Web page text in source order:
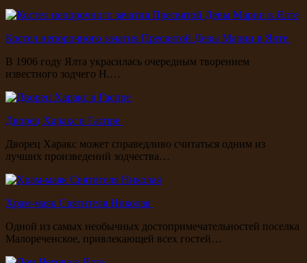
Костел непорочного зачатия Пресвятой Девы Марии в Ялте
В 1906 году Ялта украсилась очередным творением
известного зодчего Н.…
Дворец Харакс в Гаспре
Дворец Харакс может справедливо считаться одним из
лучших произведений зодчества…
Храм-маяк Святителя Николая
Одной из самых необычных достопримечательностей поселка
Малореченское, привлекающей всех гостей…